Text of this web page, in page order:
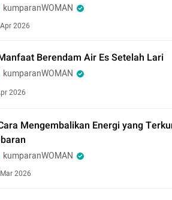
kumparanWOMAN
2026
Berendam Air Es Setelah Lari
kumparanWOMAN
2026
Mengembalikan Energi yang
kumparanWOMAN
2026